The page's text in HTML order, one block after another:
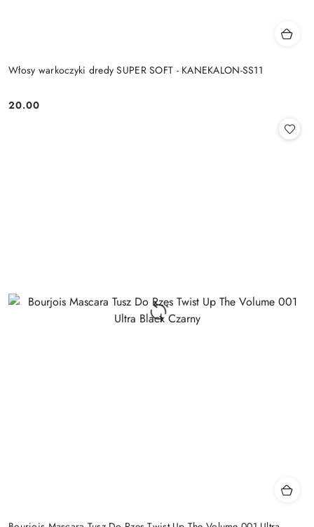
Włosy warkoczyki dredy SUPER SOFT - KANEKALON-SS11
Cena:
20.00